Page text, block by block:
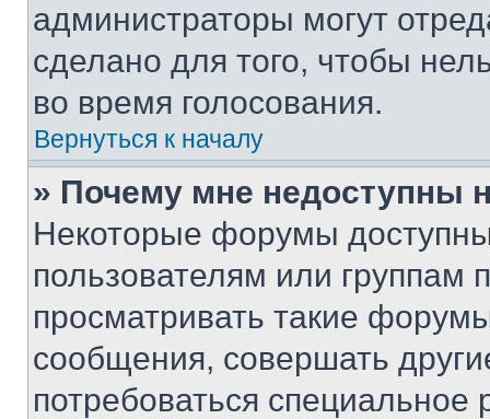
администраторы могут
сделано для того, чтобы
во время голосования.
Вернуться к началу
» Почему мне недоступны
Некоторые форумы
пользователям или группам
просматривать такие
сообщения, совершать
потребоваться